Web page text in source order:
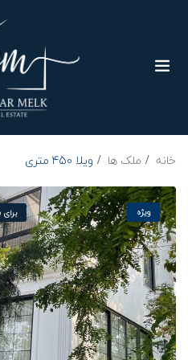
خانه ملک ها ویلا 450 متری
ویژه
برای فروش
آپارتمان 90 متری